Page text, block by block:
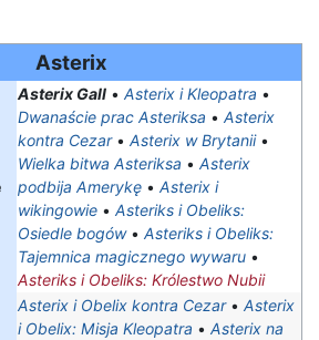
Asterix
Asterix Gall • Asterix i Kleopatra •
Dwanaście prac Asteriksa • Asterix
kontra Cezar• Asterix w Brytanii•
Wielka bitwa Asteriksa • Asterix
podbija Amerykę • Asterix i
wikingowie • Asteriks i Obeliks:
Osiedle bogów• Asteriks i Obeliks:
Tajemnica magicznego wywaru •
Asteriks i Obeliks: Królestwo Nubii
Asterix i Obelix kontra Cezar• Asterix
i Obelix: Misja Kleopatra • Asterix na